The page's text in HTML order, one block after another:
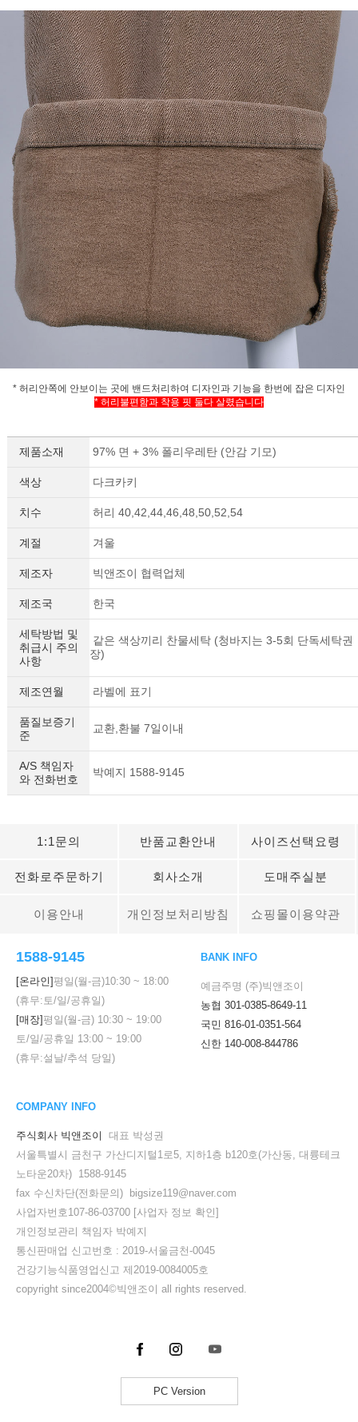
* 허리안쪽에 안보이는 곳에 밴드처리하여 디자인과 기능을 한번에 잡은 디자인
* 허리불편함과 착용 핏 둘다 살렸습니다
제품소재 97% 면 + 3% 폴리우레탄 (안감 기모)
색상 다크카키
치수 허리 40,42,44,46,48,50,52,54
계절 겨울
제조자 빅앤조이 협력업체
제조국 한국
세탁방법 및
취급시 주의
사항
같은 색상끼리 찬물세탁 (청바지는 3-5회 단독세탁권
장)
제조연월 라벨에 표기
품질보증기
준
교환,환불 7일이내
A/S 책임자
와 전화번호
박예지 1588-9145
1:1문의 반품교환안내 사이즈선택요령
전화로주문하기 회사소개 도매주실분
이용안내 개인정보처리방침 쇼핑몰이용약관
1588-9145
[온라인]평일(월-금)10:30 ~ 18:00
(휴무:토/일/공휴일)
[매장]평일(월-금) 10:30 ~ 19:00
토/일/공휴일 13:00 ~ 19:00
(휴무:설날/추석 당일)
BANK INFO
예금주명 (주)빅앤조이
농협 301-0385-8649-11
국민 816-01-0351-564
신한 140-008-844786
COMPANY INFO
주식회사 빅앤조이
대표 박성권
서울특별시 금천구 가산디지털1로5, 지하1층 b120호(가산동, 대륭테크
노타운20차) 1588-9145
fax 수신차단(전화문의) bigsize119@naver.com
사업자번호107-86-03700 [사업자 정보 확인]
개인정보관리 책임자 박예지
통신판매업 신고번호 : 2019-서울금천-0045
건강기능식품영업신고 제2019-0084005호
copyright since2004©빅앤조이 all rights reserved.
PC Version